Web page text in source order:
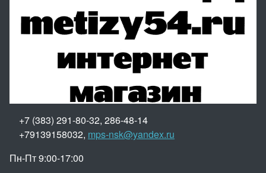
+7 (383) 291-80-32, 286-48-14
+79139158032, mps-nsk@yandex.ru
Пн-Пт 9:00-17:00